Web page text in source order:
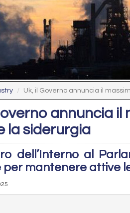
Uk, il Governo annuncia il
annuncia
la siderurgia
dell’Interno al
per mantenere attive